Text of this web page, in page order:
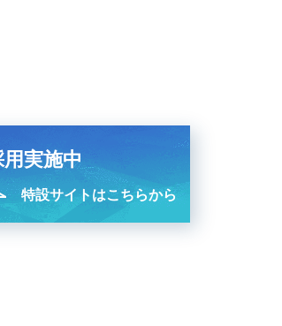
実施中
特設サイトはこちらから